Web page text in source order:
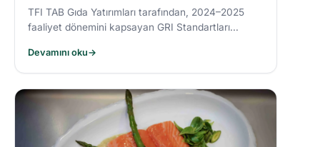
TFI TAB Gıda Yatırımları tarafından, 2024–2025
faaliyet dönemini kapsayan GRI Standartları
Devamını oku→